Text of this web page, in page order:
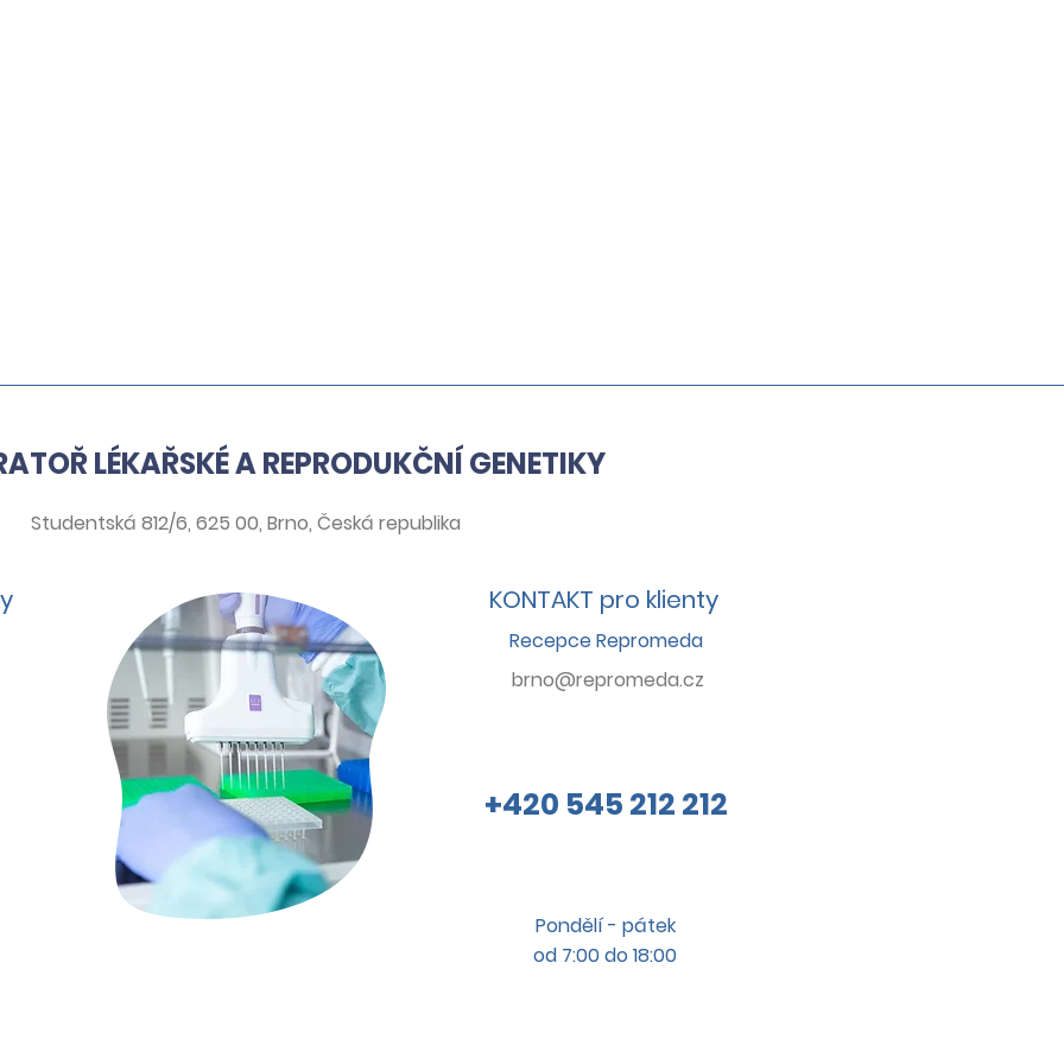
LÉKAŘSKÉ A REPRODUKČNÍ GENETIKY
Studentská 812/6, 625 00, Brno, Česká republika
KONTAKT pro klienty
Recepce Repromeda
brno@repromeda.cz
+420 545 212 212
Pondělí - pátek
od 7:00 do 18:00